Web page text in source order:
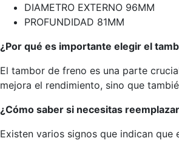
DIAMETRO EXTERNO 96MM
PROFUNDIDAD 81MM
¿Por qué es importante elegir el
El tambor de freno es una parte
mejora el rendimiento, sino que
¿Cómo saber si necesitas
Existen varios signos que indican